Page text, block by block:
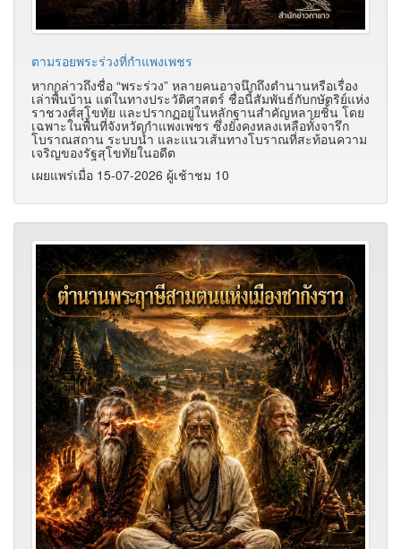
ตามรอยพระร่วงที่กำแพงเพชร
หากกล่าวถึงชื่อ “พระร่วง” หลายคนอาจนึกถึงตำนานหรือเรื่อง
เล่าพื้นบ้าน แต่ในทางประวัติศาสตร์ ชื่อนี้สัมพันธ์กับกษัตริย์แห่ง
ราชวงศ์สุโขทัย และปรากฏอยู่ในหลักฐานสำคัญหลายชิ้น โดย
เฉพาะในพื้นที่จังหวัดกำแพงเพชร ซึ่งยังคงหลงเหลือทั้งจารึก
โบราณสถาน ระบบน้ำ และแนวเส้นทางโบราณที่สะท้อนความ
เจริญของรัฐสุโขทัยในอดีต
เผยแพร่เมื่อ 15-07-2026 ผู้เช้าชม 10